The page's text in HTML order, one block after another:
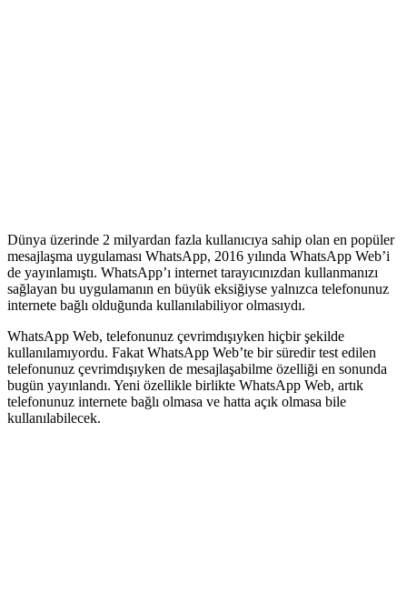
Dünya üzerinde 2 milyardan fazla kullanıcıya sahip olan en popüler
mesajlaşma uygulaması WhatsApp, 2016 yılında WhatsApp Web’i
de yayınlamıştı. WhatsApp’ı internet tarayıcınızdan kullanmanızı
sağlayan bu uygulamanın en büyük eksiğiyse yalnızca telefonunuz
internete bağlı olduğunda kullanılabiliyor olmasıydı.
WhatsApp Web, telefonunuz çevrimdışıyken hiçbir şekilde
kullanılamıyordu. Fakat WhatsApp Web’te bir süredir test edilen
telefonunuz çevrimdışıyken de mesajlaşabilme özelliği en sonunda
bugün yayınlandı. Yeni özellikle birlikte WhatsApp Web, artık
telefonunuz internete bağlı olmasa ve hatta açık olmasa bile
kullanılabilecek.